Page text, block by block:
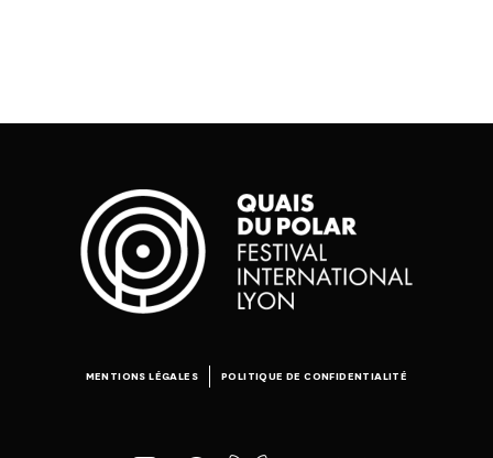
MENTIONS LÉGALES POLITIQUE DE CONFIDENTIALITÉ